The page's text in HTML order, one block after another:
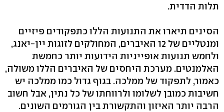
תלות הדדית.
הסינים תיארו את התנועות הללו כתפקודים פיזיים
ומנטליים של 12 האיברים, המחולקים לזוגות יין-יאנג,
ולחמש תנועות אופייניות הידועות יותר כחמשת
האלמנטים. מערכת היחסים של האיברים הללו משולה,
כאמור, לתפקוד של ממלכה. בגוף גדול כמו ממלכה יש
חשיבות כמובן לשלומו ולרווחתו של כל נתין, אבל חשוב
הרבה יותר האיזון והתקשורת בין הגורמים השונים.